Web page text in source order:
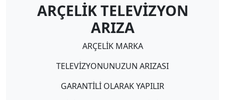
ARÇELİK TELEVİZYON
ARIZA
ARÇELİK MARKA
TELEVİZYONUNUZUN ARIZASI
GARANTİLİ OLARAK YAPILIR